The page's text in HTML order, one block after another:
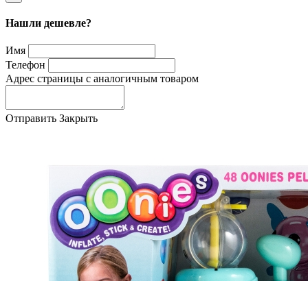
Нашли дешевле?
Имя
Телефон
Адрес страницы с аналогичным товаром
Отправить Закрыть